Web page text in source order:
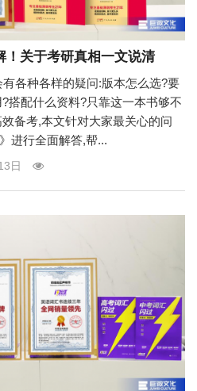
！关于考研真相一文说清
各种各样的疑问:版本怎么选?要
搭配什么资料?只靠这一本书够不
备考,本文针对大家最关心的问
进行全面解答,帮...
日